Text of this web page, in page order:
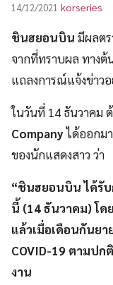
14/12/2021 korseries
ชินฮยอนบิน มีผลต
จากที่ทราบผล ทางต้
แถลงการณ์แจ้งข่าวอ
ในวันที่ 14 ธันวาคม
Companyได้ออกม
ของนักแสดงสาว ว่า
“ชินฮยอนบิน ได้รับ
นี้ (14 ธันวาคม) โด
แล้วเมื่อเดือนกันย
COVID-19 ตามปก
งาน